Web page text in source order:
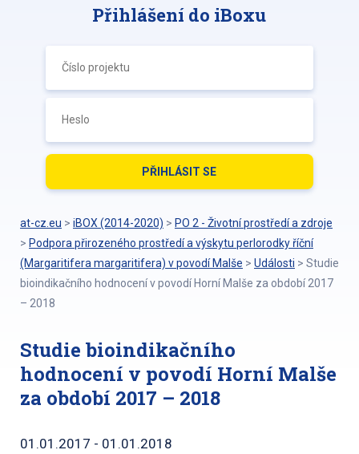
Přihlášení do iBoxu
at-cz.eu > iBOX (2014-2020) > PO 2 - Životní prostředí a zdroje
> Podpora přirozeného prostředí a výskytu perlorodky říční
(Margaritifera margaritifera) v povodí Malše > Události > Studie
bioindikačního hodnocení v povodí Horní Malše za období 2017
– 2018
Studie bioindikačního
hodnocení v povodí Horní Malše
za období 2017 – 2018
01.01.2017 - 01.01.2018